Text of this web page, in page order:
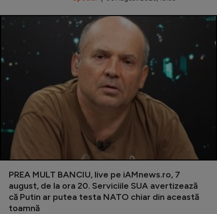
PREA MULT BANCIU, live pe iAMnews.ro, 7
august, de la ora 20. Serviciile SUA avertizează
că Putin ar putea testa NATO chiar din această
toamnă